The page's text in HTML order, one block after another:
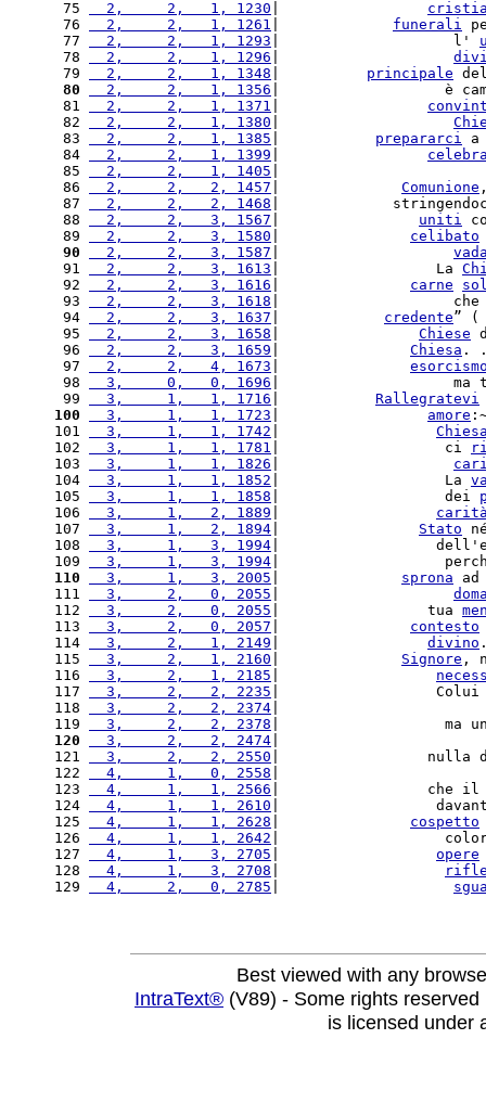
75
  2,     2,   1, 1230
76
  2,     2,   1, 1261
funerali
77
  2,     2,   1, 1293
|                    l'
78
  2,     2,   1, 1296
79
  2,     2,   1, 1348
principale
80
  2,     2,   1, 1356
|                   è
81
  2,     2,   1, 1371
82
  2,     2,   1, 1380
83
  2,     2,   1, 1385
prepararci a
84
  2,     2,   1, 1399
85
  2,     2,   1, 1405
86
  2,     2,   2, 1457
Comunione
87
  2,     2,   2, 1468
|
88
  2,     2,   3, 1567
uniti
89
  2,     2,   3, 1580
celibato
90
  2,     2,   3, 1587
91
  2,     2,   3, 1613
|                  La
92
  2,     2,   3, 1616
carne
93
  2,     2,   3, 1618
|                    che
94
  2,     2,   3, 1637
credente”
95
  2,     2,   3, 1658
Chiese
96
  2,     2,   3, 1659
Chiesa .
97
  2,     2,   4, 1673
98
  3,     0,   0, 1696
|                    ma
99
  3,     1,   1, 1716
Rallegratevi
100
  3,     1,   1, 1723
amore
101
  3,     1,   1, 1742
102
  3,     1,   1, 1781
|                   ci
103
  3,     1,   1, 1826
104
  3,     1,   1, 1852
|                   La
105
  3,     1,   1, 1858
|                   dei
106
  3,     1,   2, 1889
107
  3,     1,   2, 1894
Stato
108
  3,     1,   3, 1994
|
109
  3,     1,   3, 1994
|
110
  3,     1,   3, 2005
sprona
111
  3,     2,   0, 2055
112
  3,     2,   0, 2055
|                 tua
113
  3,     2,   0, 2057
contesto
114
  3,     2,   1, 2149
divino
115
  3,     2,   1, 2160
Signore ,
116
  3,     2,   1, 2185
117
  3,     2,   2, 2235
|                  Colui
118
  3,     2,   2, 2374
119
  3,     2,   2, 2378
|                   ma
120
  3,     2,   2, 2474
121
  3,     2,   2, 2550
|                 nulla
122
  4,     1,   0, 2558
123
  4,     1,   1, 2566
|                 che
124
  4,     1,   1, 2610
|
125
  4,     1,   1, 2628
cospetto
126
  4,     1,   1, 2642
|
127
  4,     1,   3, 2705
opere
128
  4,     1,   3, 2708
129
  4,     2,   0, 2785
Best viewed with any
IntraText® (V89) - Some rights
is licensed under